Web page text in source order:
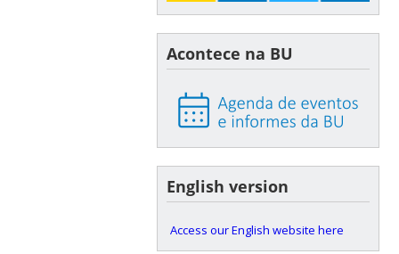
Acontece na BU
English version
Access our English website here